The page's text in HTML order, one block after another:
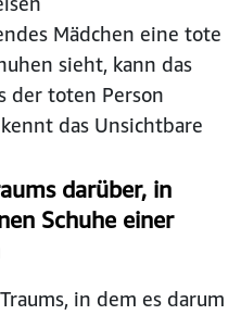
Mädchen eine tote
sieht, kann das
der toten Person
das Unsichtbare
darüber, in
Schuhe einer
in dem es darum